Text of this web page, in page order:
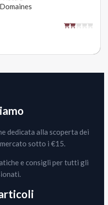
dedicata alla scoperta dei
sotto i €15.
e consigli per tutti gli